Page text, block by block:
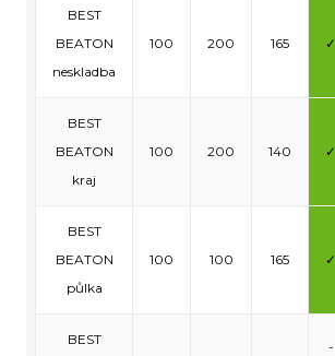
BEST
BEATON
neskladba
100 200 165 ✓
BEST
BEATON
kraj
100 200 140 ✓
BEST
BEATON
půlka
100 100 165 ✓
BEST
-